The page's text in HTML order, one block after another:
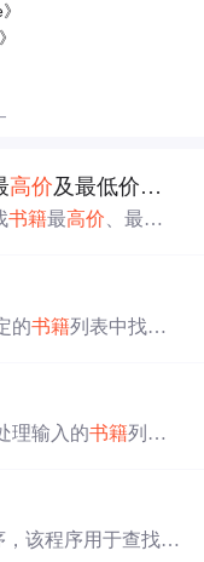
高价及最低价，计算平均成绩
书籍最高价 、最低
过程中，作者发现
束，通过调整解决
的书籍列表中找出
理输入的书籍列
该程序用于查找并